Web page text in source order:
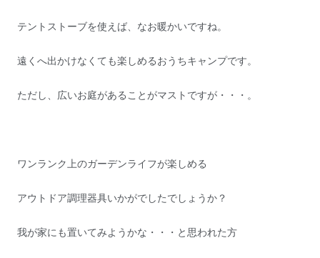
テントストーブを使えば、なお暖かいですね。
遠くへ出かけなくても楽しめるおうちキャンプです。
ただし、広いお庭があることがマストですが・・・。
ワンランク上のガーデンライフが楽しめる
アウトドア調理器具いかがでしたでしょうか？
我が家にも置いてみようかな・・・と思われた方